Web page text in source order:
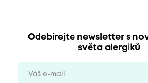
Odebírejte newsletter s
světa alergiků